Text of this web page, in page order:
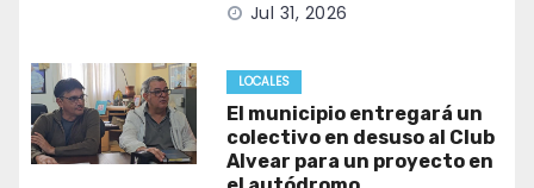
Jul 31, 2026
LOCALES
El municipio entregará un
colectivo en desuso al Club
Alvear para un proyecto en